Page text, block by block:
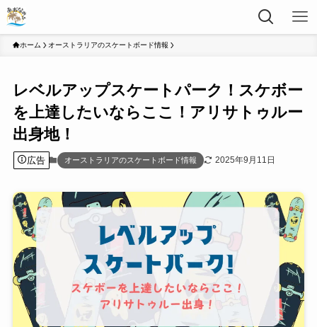
ホーム オーストラリアのスケートボード情報
レベルアップスケートパーク！スケボー
を上達したいならここ！アリサトゥルー
出身地！
広告 オーストラリアのスケートボード情報 2025年9月11日